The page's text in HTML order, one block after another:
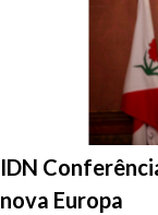
Entrar na pasta:
IDN
nova Europa